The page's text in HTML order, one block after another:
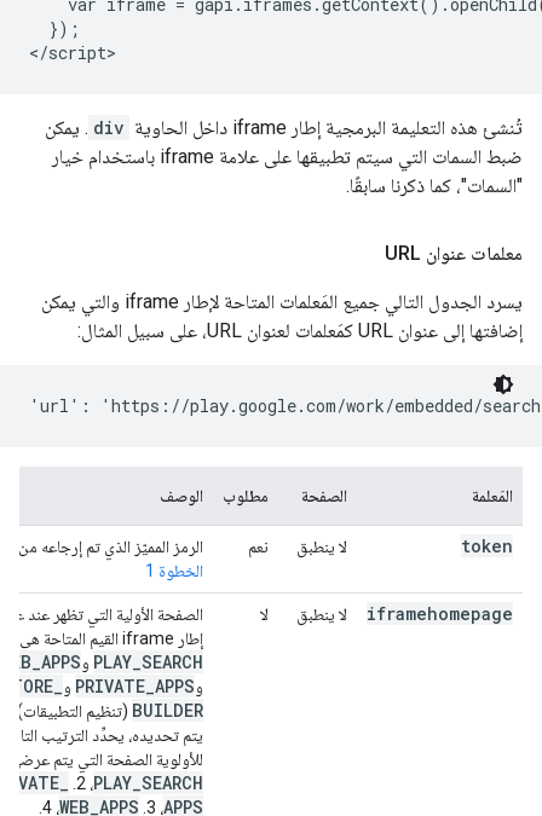
var iframe =
  });
تُنشئ هذه التعليمة البرمجية إطار iframe داخل الحاوية div . يمكن
ضبط السمات التي سيتم تطبيقها على علامة iframe باستخدام خيار
"السمات"، كما ذكرنا سابقًا.
معلمات عنوان URL
يسرد الجدول التالي جميع المَعلمات المتاحة لإطار iframe والتي يمكن
إضافتها إلى عنوان URL كمَعلمات لعنوان URL، على سبيل المثال:
المَعلمة الصفحة مطلوب الوصف
token لا ينطبق نعم
الرمز المميّز الذي تم إرجاعه من
الخطوة 1
iframehomepage لا ينطبق لا
الصفحة الأولية التي تظهر عند
إطار iframe القيم المتاحة هي
PLAY SEARCH و WEB APPS
و PRIVATE APPS و STORE
BUILDER (تنظيم التطبيقات).
يتم تحديده، يحدِّد الترتيب التالي
للأولوية الصفحة التي يتم عرضها: 1.
PLAY SEARCH ، 2.
APPS، 3. WEB APPS ، 4.